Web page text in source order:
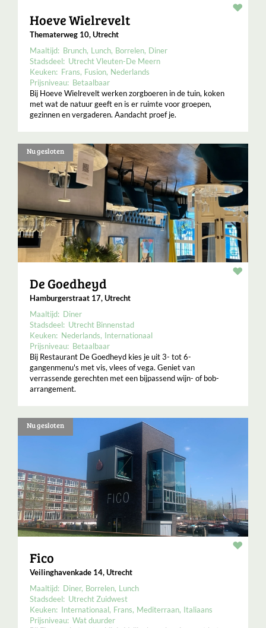
Hoeve Wielrevelt
Thematerweg 10, Utrecht
Maaltijd: Brunch Lunch Borrelen Diner
Stadsdeel: Utrecht Vleuten-De Meern
Keuken: Frans Fusion Nederlands
Prijsniveau: Betaalbaar
Bij Hoeve Wielrevelt werken zorgboeren in de tuin, koken
met wat de natuur geeft en is er ruimte voor groepen,
gezinnen en vergaderen. Aandacht proef je.
Nu gesloten
De Goedheyd
Hamburgerstraat 17, Utrecht
Maaltijd: Diner
Stadsdeel: Utrecht Binnenstad
Keuken: Nederlands Internationaal
Prijsniveau: Betaalbaar
Bij Restaurant De Goedheyd kies je uit 3- tot 6-
gangenmenu's met vis, vlees of vega. Geniet van
verrassende gerechten met een bijpassend wijn- of bob-
arrangement.
Nu gesloten
Fico
Veilinghavenkade 14, Utrecht
Maaltijd: Diner Borrelen Lunch
Stadsdeel: Utrecht Zuidwest
Keuken: Internationaal Frans Mediterraan Italiaans
Prijsniveau: Wat duurder